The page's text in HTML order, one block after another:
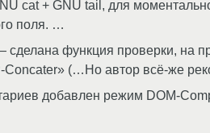
cat + GNU tail, для
поля. …
функция проверки, на
(…Но автор всё-же
добавлен режим DOM-